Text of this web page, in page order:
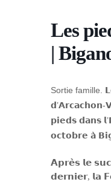
Les
|
Sortie famille.
𝗱’𝗔𝗿𝗰𝗮𝗰𝗵𝗼𝗻-
𝗽𝗶𝗲𝗱𝘀 𝗱𝗮𝗻𝘀
𝗼𝗰𝘁𝗼𝗯𝗿𝗲 𝗮̀
𝗔𝗽𝗿𝗲̀𝘀 𝗹𝗲
𝗱𝗲𝗿𝗻𝗶𝗲𝗿, 𝗹𝗮